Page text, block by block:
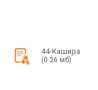
44-Кашира
(0.26 мб)